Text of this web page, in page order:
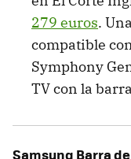
279 euros.
compatible
Symphony
TV con la
Samsung Barra